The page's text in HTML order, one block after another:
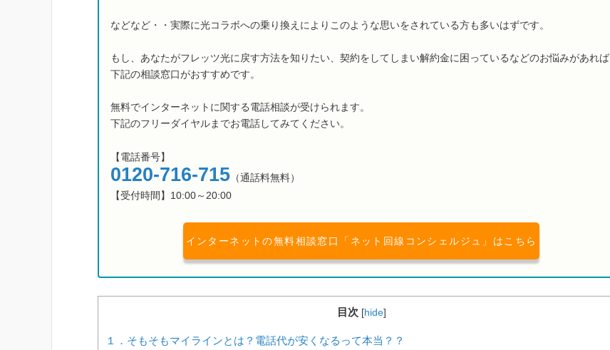
などなど・・実際に光コラボへの乗り換えによりこのような思いをされている方も多いはずです。
もし、あなたがフレッツ光に戻す方法を知りたい、契約をしてしまい解約金に困っているなどのお悩みがあれば
下記の相談窓口がおすすめです。
無料でインターネットに関する電話相談が受けられます。
下記のフリーダイヤルまでお電話してみてください。
【電話番号】
0120-716-715 （通話料無料）
【受付時間】10:00～20:00
インターネットの無料相談窓口「ネット回線コンシェルジュ」はこちら
目次 [hide]
１．そもそもマイラインとは？電話代が安くなるって本当？？